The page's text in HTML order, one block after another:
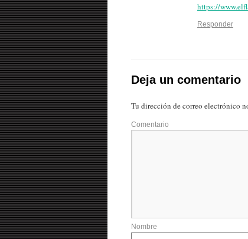
https://
Responder
Deja un comentario
Tu dirección de correo electrónico
Comentario
Nombre